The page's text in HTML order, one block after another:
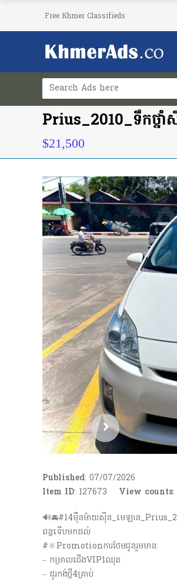
Free Khmer Classifieds
Prius_2010_ទឹកថ្នាំ
$21,500
Published: 07/07/2026
Item ID: 127673 View counts:
🔊🚘#14ម៉ឺនម៉ាយស៊ីន_មេឡាន
ពន្ធទើបមកដល់
#🔆Promotionការថែមជូនរួមមាន:
– កម្រាលជើងVIP1ឈុត
– ដូរកង់ថ្មី4គ្រាប់